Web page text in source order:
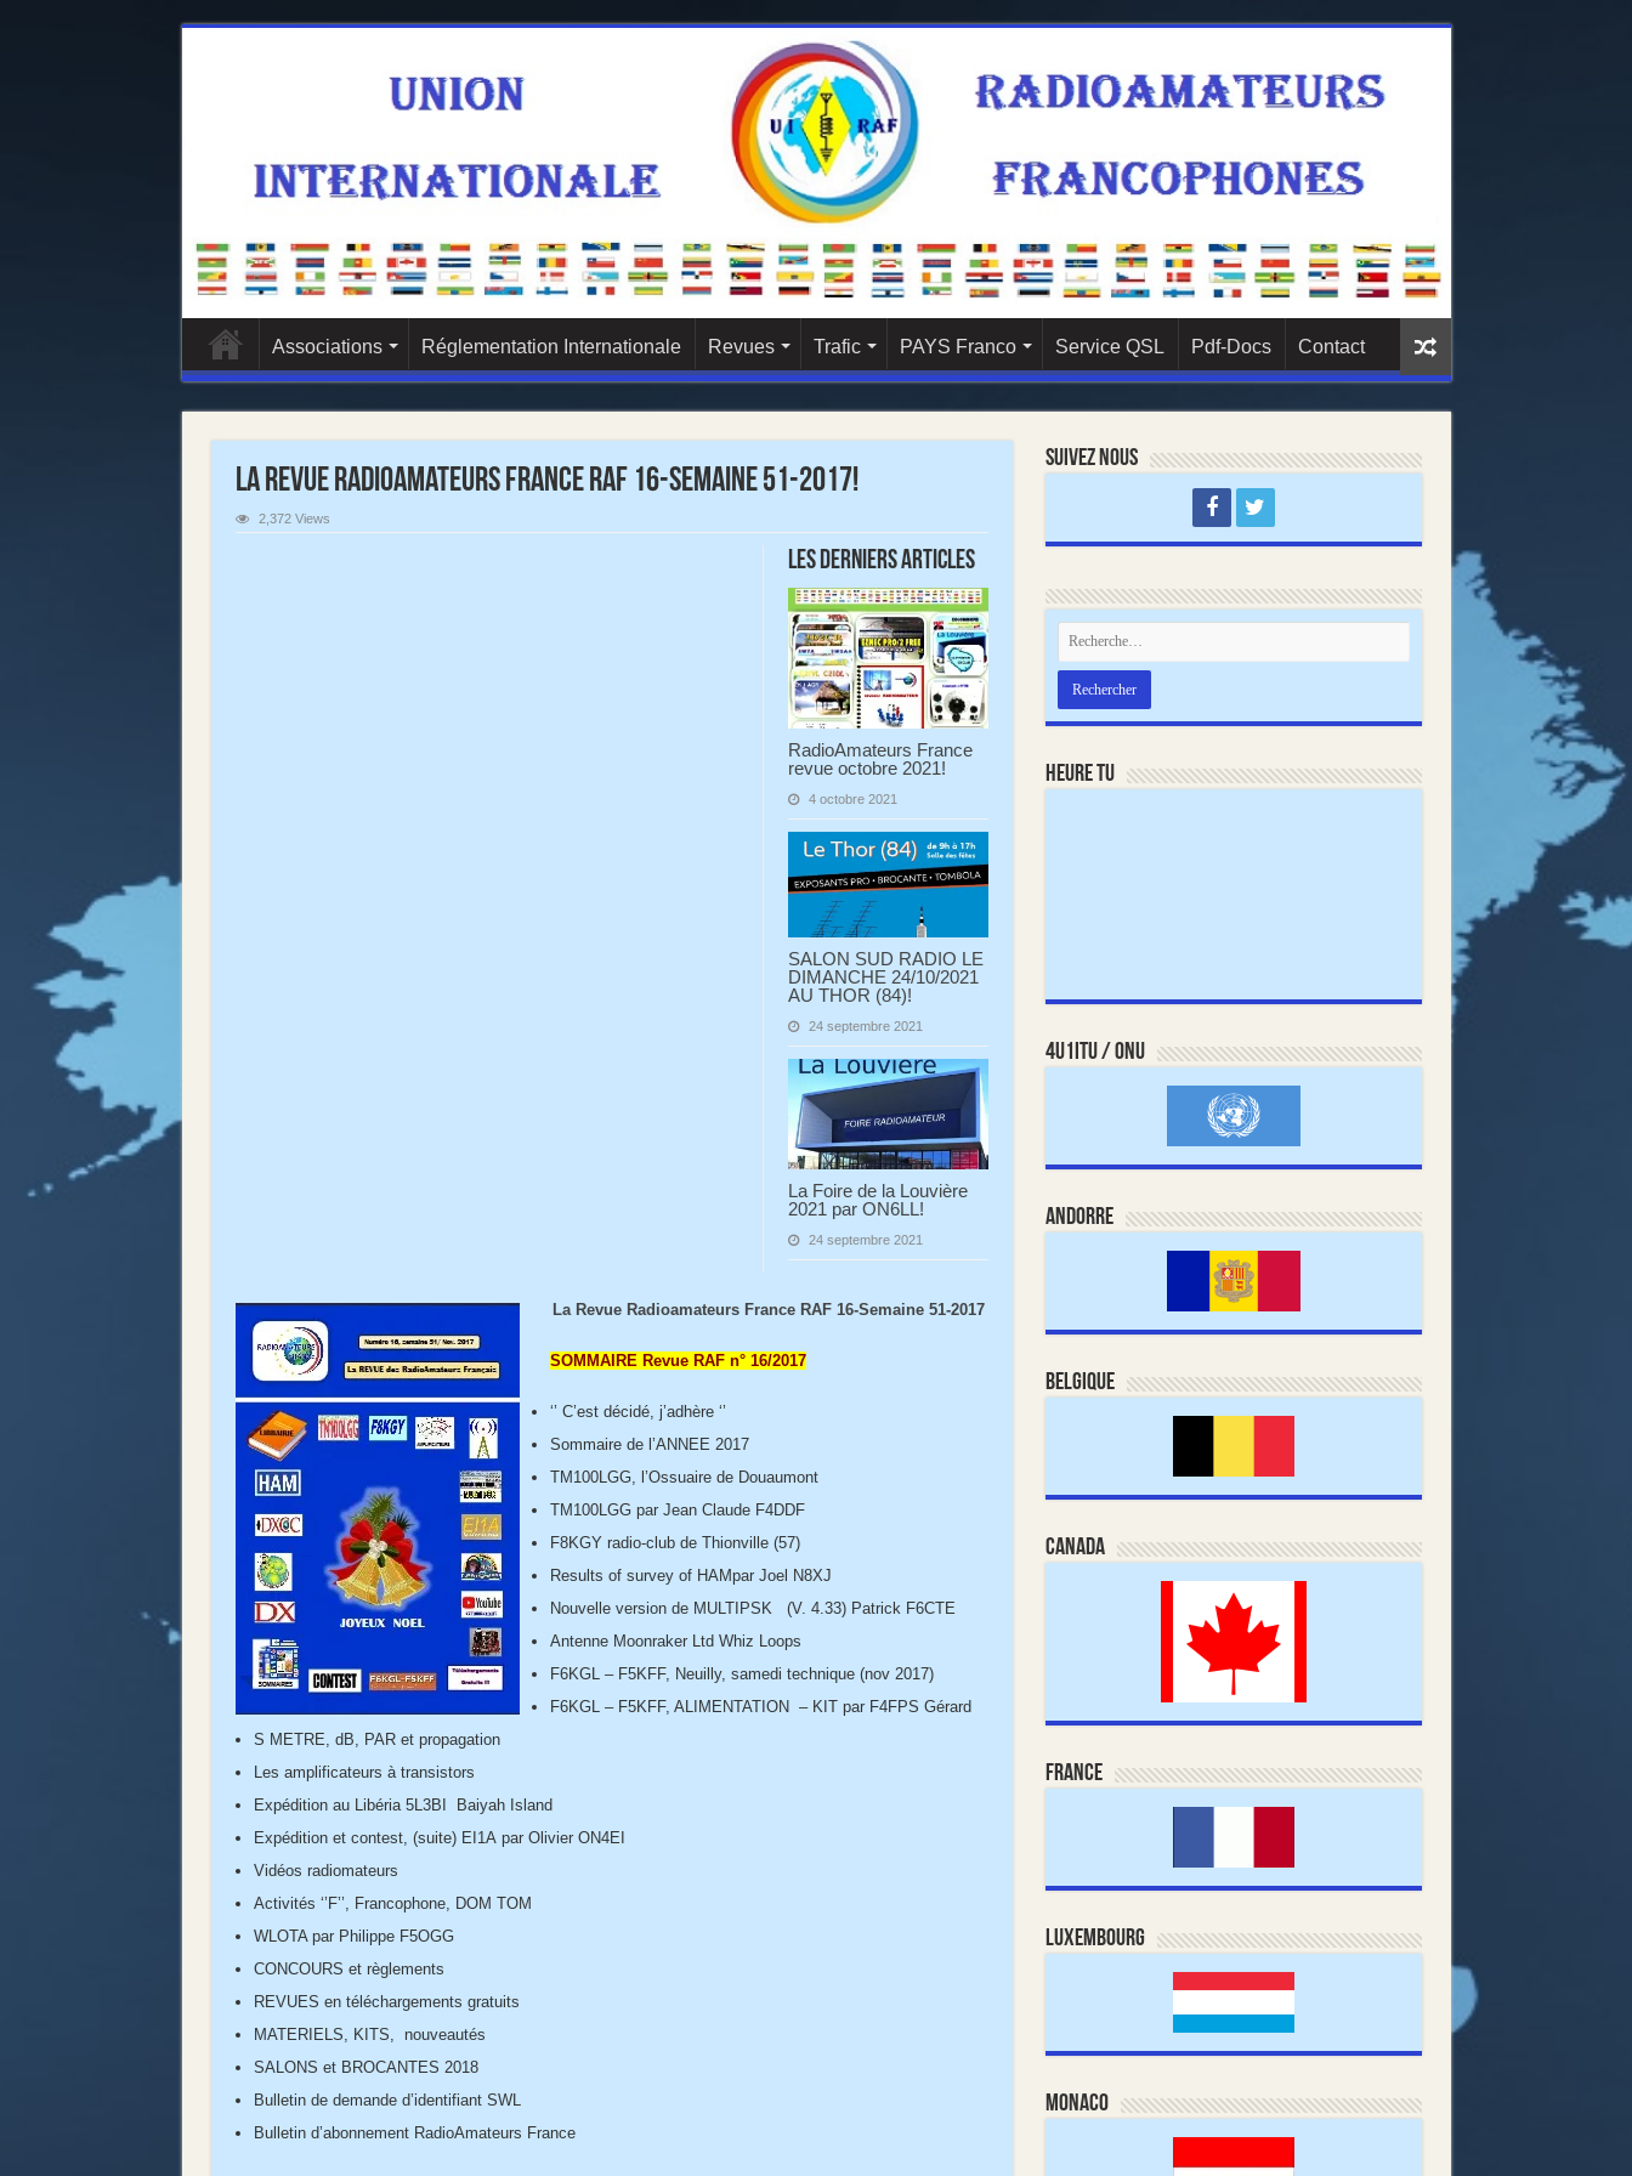
Associations Réglementation Internationale Revues Trafic PAYS Franco Service QSL Pdf-Docs Contact
La Revue Radioamateurs France RAF 16-Semaine 51-2017!
2,372 Views
Les derniers articles
RadioAmateurs France
revue octobre 2021!
4 octobre 2021
SALON SUD RADIO LE
DIMANCHE 24/10/2021
AU THOR (84)!
24 septembre 2021
La Foire de la Louvière
2021 par ON6LL!
24 septembre 2021
La Revue Radioamateurs France RAF 16-Semaine 51-2017
SOMMAIRE Revue RAF n° 16/2017
‘’ C’est décidé, j’adhère ‘’
Sommaire de l’ANNEE 2017
TM100LGG, l’Ossuaire de Douaumont
TM100LGG par Jean Claude F4DDF
F8KGY radio-club de Thionville (57)
Results of survey of HAMpar Joel N8XJ
Nouvelle version de MULTIPSK (V. 4.33) Patrick F6CTE
Antenne Moonraker Ltd Whiz Loops
F6KGL – F5KFF, Neuilly, samedi technique (nov 2017)
F6KGL – F5KFF, ALIMENTATION – KIT par F4FPS Gérard
S METRE, dB, PAR et propagation
Les amplificateurs à transistors
Expédition au Libéria 5L3BI Baiyah Island
Expédition et contest, (suite) EI1A par Olivier ON4EI
Vidéos radiomateurs
Activités ‘’F’’, Francophone, DOM TOM
WLOTA par Philippe F5OGG
CONCOURS et règlements
REVUES en téléchargements gratuits
MATERIELS, KITS, nouveautés
SALONS et BROCANTES 2018
Bulletin de demande d’identifiant SWL
Bulletin d’abonnement RadioAmateurs France
Suivez nous
Heure TU
4U1ITU / ONU
Andorre
Belgique
Canada
France
Luxembourg
Monaco